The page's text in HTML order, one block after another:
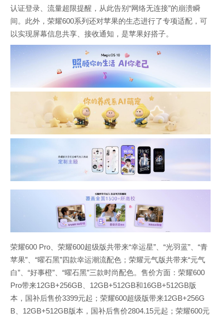
认证登录、流量超限提醒，从此告别“网络无连接”的崩溃瞬
间。此外，荣耀600系列还对苹果的生态进行了专项适配，可
以实现屏幕信息共享、接收通知，是苹果好搭子。
荣耀600 Pro、荣耀600超级版共带来“幸运星”、“光羽蓝”、“青
苹果”、“曜石黑”四款幸运潮流配色；荣耀元气版共带来“元气
白”、“好事橙”、“曜石黑”三款时尚配色。售价方面：荣耀600
Pro带来12GB+256GB、12GB+512GB和16GB+512GB版
本，国补后售价3399元起；荣耀600超级版带来12GB+256G
B、12GB+512GB版本，国补后售价2804.15元起；荣耀600元